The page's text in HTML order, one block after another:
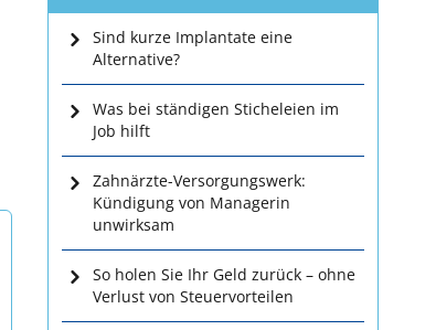
Sind kurze Implantate eine
Alternative?
Was bei ständigen Sticheleien im
Job hilft
Zahnärzte-Versorgungswerk:
Kündigung von Managerin
unwirksam
So holen Sie Ihr Geld zurück – ohne
Verlust von Steuervorteilen